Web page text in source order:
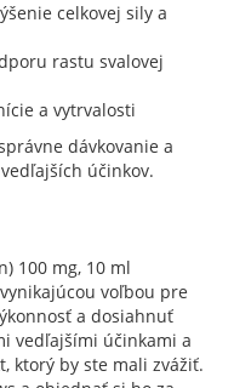
celkovej sily a
rastu svalovej
a vytrvalosti
dávkovanie a
účinkov.
100 mg, 10 ml
voľbou pre
a dosiahnuť
vedľajšími účinkami a
ktorý by ste mali zvážiť.